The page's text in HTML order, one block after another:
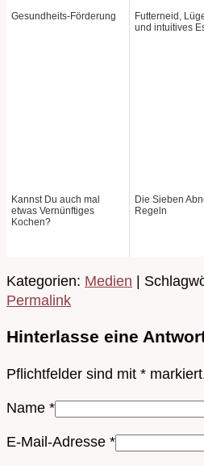
Gesundheits-Förderung
Futterneid,
und intuitives
Kannst Du auch mal
etwas Vernünftiges
Kochen?
Die Sieben
Regeln
Kategorien: Medien |
Permalink
Hinterlasse eine
Pflichtfelder sind mit *
Name *
E-Mail-Adresse *